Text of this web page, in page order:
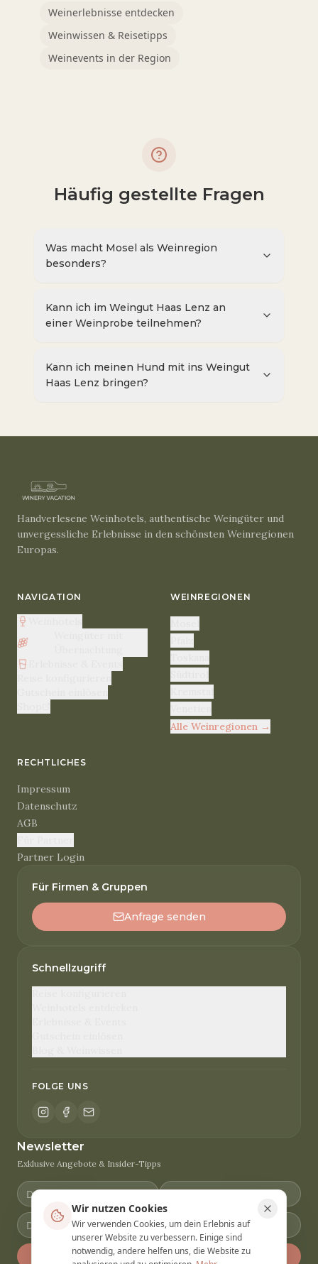
Weinerlebnisse entdecken
Weinwissen & Reisetipps
Weinevents in der Region
Häufig gestellte Fragen
Was macht Mosel als Weinregion
besonders?
Kann ich im Weingut Haas Lenz an
einer Weinprobe teilnehmen?
Kann ich meinen Hund mit ins Weingut
Haas Lenz bringen?
Handverlesene Weinhotels, authentische Weingüter und
unvergessliche Erlebnisse in den schönsten Weinregionen
Europas.
NAVIGATION WEINREGIONEN
Alle Weinregionen →
RECHTLICHES
Impressum
Datenschutz
AGB
Partner Login
Für Firmen & Gruppen
Anfrage senden
Schnellzugriff
FOLGE UNS
Newsletter
Exklusive Angebote & Insider-Tipps
Anmelden
Wir nutzen Cookies
Wir verwenden Cookies, um dein Erlebnis auf
unserer Website zu verbessern. Einige sind
notwendig, andere helfen uns, die Website zu